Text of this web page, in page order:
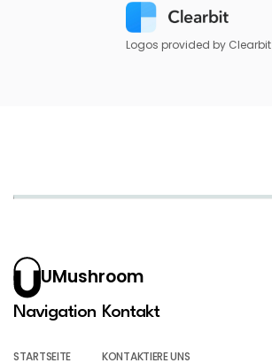
Logos provided by Clearbit
UMushroom
Navigation
STARTSEITE
Kontakt
KONTAKTIERE UNS